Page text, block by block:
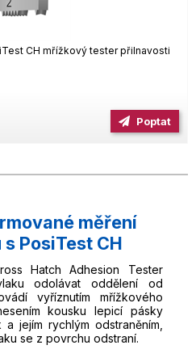
CH mřížkový tester přilnavosti
Poptat
měření
PosiTest CH
Hatch Adhesion Tester
odolávat oddělení od
vyříznutím mřížkového
kousku lepicí pásky
jejím rychlým odstraněním,
se z povrchu odstraní.